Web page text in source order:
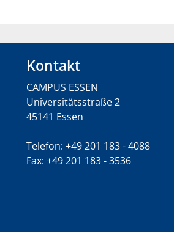
Kontakt
CAMPUS ESSEN
Universitätsstraße 2
45141 Essen
Telefon: +49 201 183 - 4088
Fax: +49 201 183 - 3536